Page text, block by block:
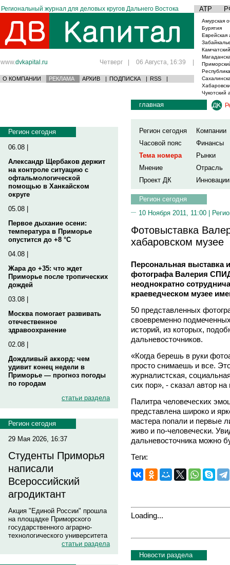
Региональный журнал для деловых кругов Дальнего Востока АТР
www.dvkapital.ru Четверг | 06 Августа, 16:39 |
О КОМПАНИИ РЕКЛАМА АРХИВ | ПОДПИСКА | RSS |
Амурская
Бурятия
Еврейская
Чукотский
Регион сегодня
06.08 |
Александр Щербаков держит
на контроле ситуацию с
офтальмологической
помощью в Ханкайском
округе
05.08 |
Первое дыхание осени:
температура в Приморье
опустится до +8 °C
04.08 |
Жара до +35: что ждет
Приморье после тропических
дождей
03.08 |
Москва помогает развивать
отечественное
здравоохранение
02.08 |
Дождливый аккорд: чем
удивит конец недели в
Приморье — прогноз погоды
по городам
статьи раздела
Регион сегодня
29 Мая 2026, 16:37
Студенты Приморья
написали
Всероссийский
агродиктант
Акция "Единой России" прошла
на площадке Приморского
государственного аграрно-
технологического университета
статьи раздела
главная
Регион сегодня
Компании
Часовой пояс
Финансы
Тема номера
Рынки
Мнение
Отрасль
Проект ДК
Инновации
Регион сегодня
10 Ноября 2011, 11:00 |
Фотовыставка
хабаровском музее
Персональная выставка
фотографа Валерия
неоднократно
краеведческом музее
50 представленных
своевременно
историй, из которых,
дальневосточников.
«Когда берешь в руки
просто снимаешь и все.
журналистская,
сих пор», - сказал автор
Палитра человеческих
представлена широко и
мастера попали и первые
живо и по-человечески.
дальневосточника можно
Теги:
Loading...
Новости раздела